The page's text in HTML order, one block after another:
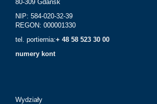
80-309 Gdańsk
NIP: 584-020-32-39
REGON: 000001330
tel. portiernia:+ 48 58 523 30 00
numery kont
Wydziały